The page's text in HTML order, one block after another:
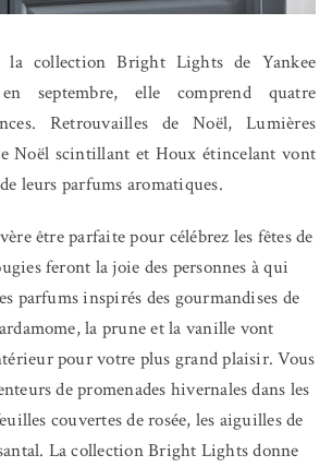
la collection Bright Lights de Yankee
septembre, elle comprend quatre
Retrouvailles de Noël, Lumières
Noël scintillant et Houx étincelant vont
leurs parfums aromatiques.
être parfaite pour célébrez les fêtes de
feront la joie des personnes à qui
parfums inspirés des gourmandises de
la prune et la vanille vont
pour votre plus grand plaisir. Vous
de promenades hivernales dans les
couvertes de rosée, les aiguilles de
La collection Bright Lights donne